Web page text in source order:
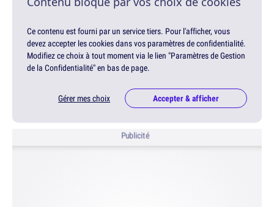
Ce contenu est fourni par un service tiers. Pour l'afficher, vous
devez accepter les cookies dans vos paramètres de confidentialité.
Modifiez ce choix à tout moment via le lien "Paramètres de Gestion
de la Confidentialité" en bas de page.
Gérer mes choix Accepter & afficher
Publicité